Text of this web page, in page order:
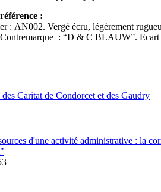
:
: AN002. Vergé écru, légèrement
: “D & C BLAUW”. Ecart
des Caritat de Condorcet et des Gaudry
d'une activité administrative : la